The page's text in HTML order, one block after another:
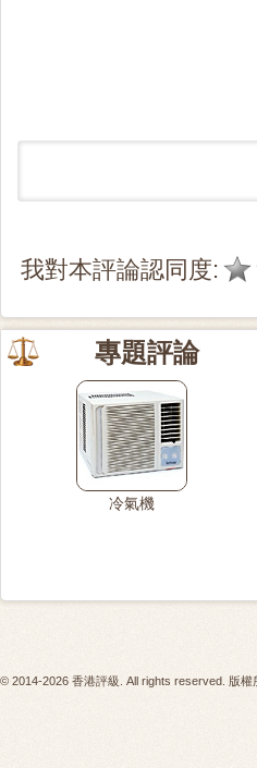
我對本評論認同度:
專題評論
冷氣機
© 2014-2026 香港評級. All rights reserved. 版